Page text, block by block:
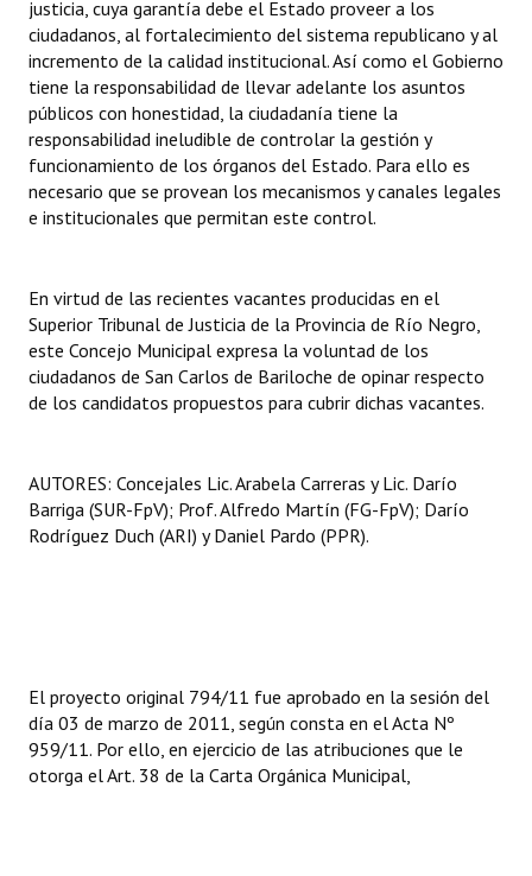
justicia, cuya garantía debe el Estado proveer a los
ciudadanos, al fortalecimiento del sistema republicano y al
incremento de la calidad institucional. Así como el Gobierno
tiene la responsabilidad de llevar adelante los asuntos
públicos con honestidad, la ciudadanía tiene la
responsabilidad ineludible de controlar la gestión y
funcionamiento de los órganos del Estado. Para ello es
necesario que se provean los mecanismos y canales legales
e institucionales que permitan este control.
En virtud de las recientes vacantes producidas en el
Superior Tribunal de Justicia de la Provincia de Río Negro,
este Concejo Municipal expresa la voluntad de los
ciudadanos de San Carlos de Bariloche de opinar respecto
de los candidatos propuestos para cubrir dichas vacantes.
AUTORES: Concejales Lic. Arabela Carreras y Lic. Darío
Barriga (SUR-FpV); Prof. Alfredo Martín (FG-FpV); Darío
Rodríguez Duch (ARI) y Daniel Pardo (PPR).
El proyecto original 794/11 fue aprobado en la sesión del
día 03 de marzo de 2011, según consta en el Acta Nº
959/11. Por ello, en ejercicio de las atribuciones que le
otorga el Art. 38 de la Carta Orgánica Municipal,